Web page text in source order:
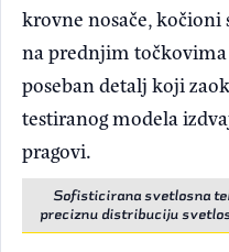
krovne nosače, kočioni
na prednjim
poseban detalj koji
testiranog modela
pragovi.
Sofisticirana svetlosna
preciznu distribuciju